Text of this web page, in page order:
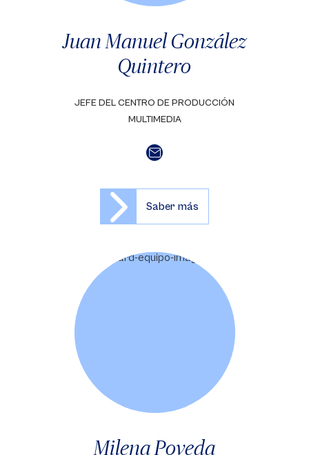
Juan Manuel González
Quintero
JEFE DEL CENTRO DE PRODUCCIÓN
MULTIMEDIA
Saber más
Milena Poveda